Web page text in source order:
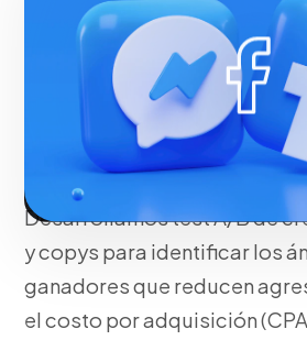
Explotamos la
avanzada de Meta
audiencias Lookalike y
Audiences con un píxel
datos precisos de API de
Desarrollamos test A/B de
y copys para identificar los
ganadores que reducen
el costo por adquisición